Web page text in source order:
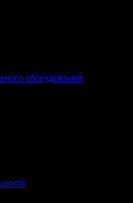
оборудования